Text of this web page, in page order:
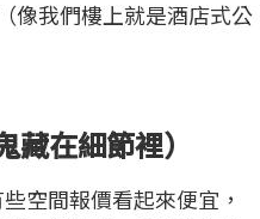
像我們樓上就是酒店式公
在細節裡）
空間報價看起來便宜，